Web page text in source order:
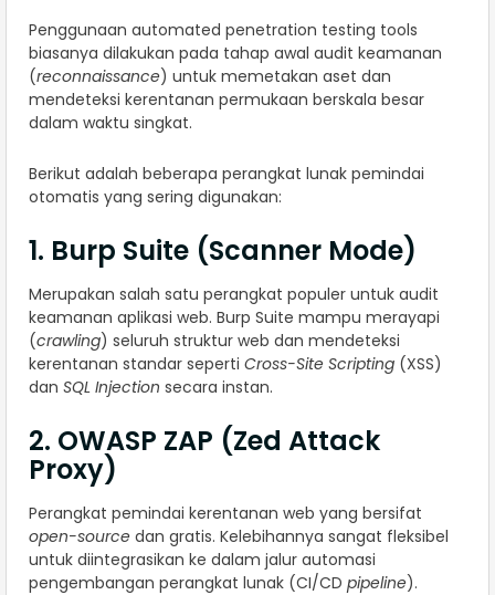
Penggunaan automated penetration testing tools
biasanya dilakukan pada tahap awal audit keamanan
(reconnaissance) untuk memetakan aset dan
mendeteksi kerentanan permukaan berskala besar
dalam waktu singkat.
Berikut adalah beberapa perangkat lunak pemindai
otomatis yang sering digunakan:
1. Burp Suite (Scanner Mode)
Merupakan salah satu perangkat populer untuk audit
keamanan aplikasi web. Burp Suite mampu merayapi
(crawling) seluruh struktur web dan mendeteksi
kerentanan standar seperti Cross-Site Scripting (XSS)
dan SQL Injection secara instan.
2. OWASP ZAP (Zed Attack
Proxy)
Perangkat pemindai kerentanan web yang bersifat
open-source dan gratis. Kelebihannya sangat fleksibel
untuk diintegrasikan ke dalam jalur automasi
pengembangan perangkat lunak (CI/CD pipeline).